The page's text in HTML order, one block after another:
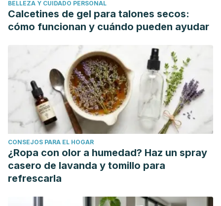
https://kidshealth.org/en/teens/contraception-condom.html
Rodríguez Ferrá, Reinaldo, Gómez García, Lourdes, &
progestinas inyectables y sus beneficios en la
Planificación Familiar.Revista Cubana de Medicina General
19(2) Recuperado en 17 de noviembre de 2020,
de http://scielo.sld.cu/scielo.php?
script=sci_arttext&pid=S0864-
21252003000200011&lng=es&tlng=es.
Organización Mundial de la Salud. Anticoncepción de
urgencia. (2018). Recuperado el 17 de noviembre de 2020.
https://www.who.int/es/news-room/fact-
sheets/detail/emergency-contraception
Recuperado el 17 de noviembre de 2020.
BELLEZA Y CUIDADO PERSONAL
Calcetines de gel para talones secos:
cómo funcionan y cuándo pueden ayudar
CONSEJOS PARA EL HOGAR
¿Ropa con olor a humedad? Haz un spray
casero de lavanda y tomillo para
refrescarla